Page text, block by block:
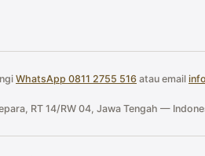
WhatsApp 0811 2755 516 atau email
RT 14/RW 04, Jawa Tengah —